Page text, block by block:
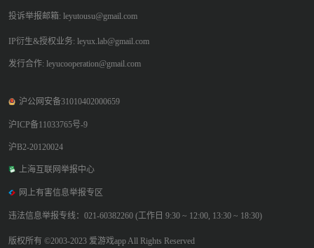
投诉举报邮箱: leyutousu@gmail.com
IP衍生&授权业务: leyux.lab@gmail.com
发行合作: leyucooperation@gmail.com
沪公网安备31010402000659
沪ICP备11033765号-9
沪B2-20120024
上海互联网举报中心
网上有害信息举报专区
违法信息举报专线：021-60382260 (工作日 9:30 ~ 12:00, 13:30 ~ 18:30)
版权所有 ©2003-2023 爱游戏app All Rights Reserved